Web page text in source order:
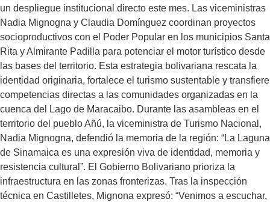
un despliegue institucional directo este mes. Las viceministras
Nadia Mignogna y Claudia Domínguez coordinan proyectos
socioproductivos con el Poder Popular en los municipios Santa
Rita y Almirante Padilla para potenciar el motor turístico desde
las bases del territorio. Esta estrategia bolivariana rescata la
identidad originaria, fortalece el turismo sustentable y transfiere
competencias directas a las comunidades organizadas en la
cuenca del Lago de Maracaibo. Durante las asambleas en el
territorio del pueblo Añú, la viceministra de Turismo Nacional,
Nadia Mignogna, defendió la memoria de la región: “La Laguna
de Sinamaica es una expresión viva de identidad, memoria y
resistencia cultural”. El Gobierno Bolivariano prioriza la
infraestructura en las zonas fronterizas. Tras la inspección
técnica en Castilletes, Mignona expresó: “Venimos a escuchar,